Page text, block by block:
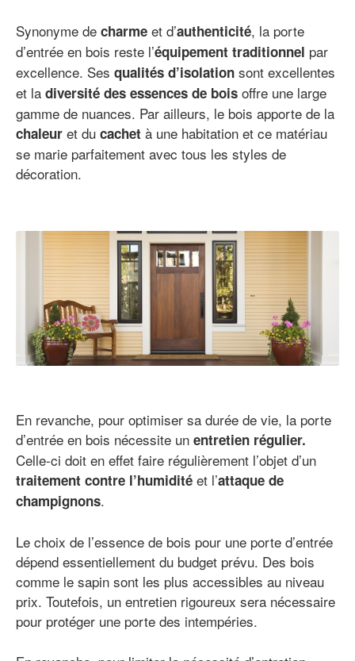
Synonyme de charme et d’authenticité, la porte
d’entrée en bois reste l’équipement traditionnel par
excellence. Ses qualités d’isolation sont excellentes
et la diversité des essences de bois offre une large
gamme de nuances. Par ailleurs, le bois apporte de la
chaleur et du cachet à une habitation et ce matériau
se marie parfaitement avec tous les styles de
décoration.
En revanche, pour optimiser sa durée de vie, la porte
d’entrée en bois nécessite un entretien régulier.
Celle-ci doit en effet faire régulièrement l’objet d’un
traitement contre l’humidité et l’attaque de
champignons.
Le choix de l’essence de bois pour une porte d’entrée
dépend essentiellement du budget prévu. Des bois
comme le sapin sont les plus accessibles au niveau
prix. Toutefois, un entretien rigoureux sera nécessaire
pour protéger une porte des intempéries.